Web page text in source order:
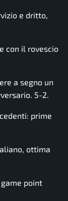
e dritto,
con il rovescio
a segno un
5-2.
prime
ottima
game point